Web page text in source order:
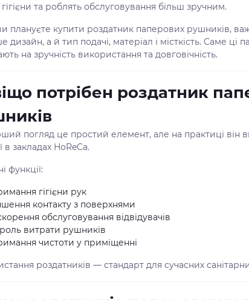
гігієни та роблять обслуговування більш зручним.
плануєте купити роздатник паперових рушників,
дизайн, а й тип подачі, матеріал і місткість. Саме ці
на зручність використання та довговічність.
потрібен роздатник
погляд це простий елемент, але на практиці він
в закладах HoReCa.
функції:
гігієни рук
контакту з поверхнями
обслуговування відвідувачів
витрати рушників
чистоти у приміщенні
роздатників — стандарт для сучасних